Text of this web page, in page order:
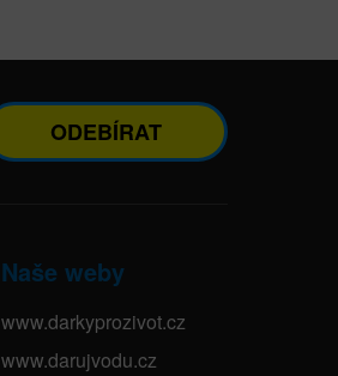
ODEBÍRAT
Naše weby
www.darkyprozivot.cz
www.darujvodu.cz